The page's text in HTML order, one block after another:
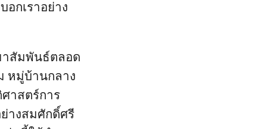
กเราอย่าง
าสัมพันธ์ตลอด
หมู่บ้านกลาง
าสตร์การ
างสมศักดิ์ศรี